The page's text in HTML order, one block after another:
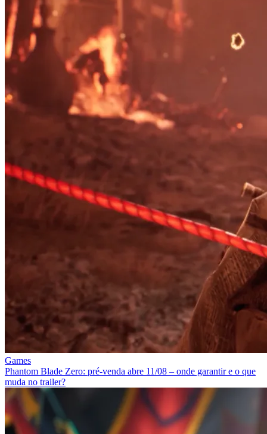
Games
Phantom Blade Zero: pré-venda abre 11/08 – onde garantir e o que
muda no trailer?